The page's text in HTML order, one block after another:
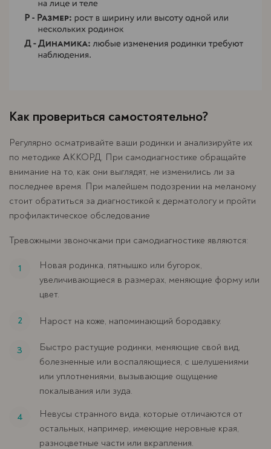
Как провериться самостоятельно?
Регулярно осматривайте ваши родинки и анализируйте их
по методике АККОРД. При самодиагностике обращайте
внимание на то, как они выглядят, не изменились ли за
последнее время. При малейшем подозрении на меланому
стоит обратиться за диагностикой к дерматологу и пройти
профилактическое обследование
Тревожными звоночками при самодиагностике являются:
Новая родинка, пятнышко или бугорок,
увеличивающиеся в размерах, меняющие форму или
цвет.
Нарост на коже, напоминающий бородавку.
Быстро растущие родинки, меняющие свой вид,
болезненные или воспаляющиеся, с шелушениями
или уплотнениями, вызывающие ощущение
покалывания или зуда.
Невусы странного вида, которые отличаются от
остальных, например, имеющие неровные края,
разноцветные части или вкрапления.